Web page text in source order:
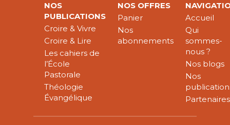
NOS
PUBLICATIONS
Croire & Vivre
Croire & Lire
Les cahiers de
l’École
Pastorale
Théologie
Évangélique
NOS OFFRES
Panier
Nos
abonnements
Accueil
Qui
sommes-
nous ?
Nos blogs
Nos
Partenaires